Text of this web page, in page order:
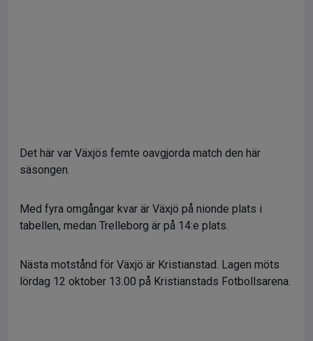
Det här var Växjös femte oavgjorda match den här
säsongen.
Med fyra omgångar kvar är Växjö på nionde plats i
tabellen, medan Trelleborg är på 14:e plats.
Nästa motstånd för Växjö är Kristianstad. Lagen möts
lördag 12 oktober 13.00 på Kristianstads Fotbollsarena.